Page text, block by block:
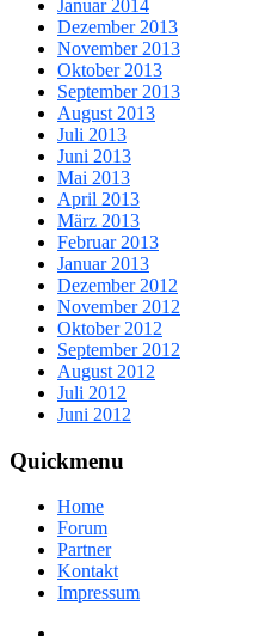
Januar 2014
Dezember 2013
November 2013
Oktober 2013
September 2013
August 2013
Juli 2013
Juni 2013
Mai 2013
April 2013
März 2013
Februar 2013
Januar 2013
Dezember 2012
November 2012
Oktober 2012
September 2012
August 2012
Juli 2012
Juni 2012
Quickmenu
Home
Forum
Partner
Kontakt
Impressum